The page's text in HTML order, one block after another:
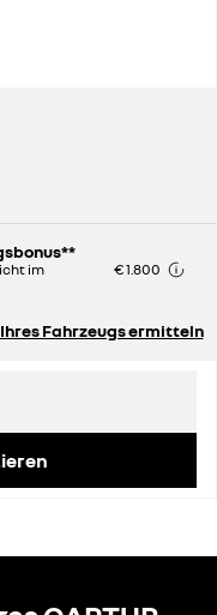
im
€ 1.800
Fahrzeugs ermitteln